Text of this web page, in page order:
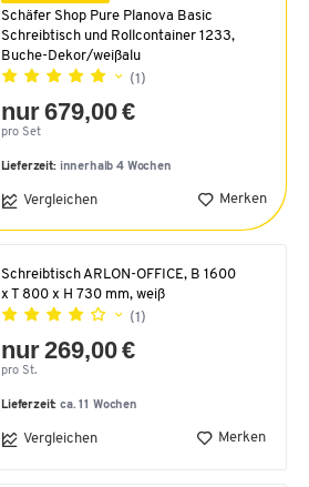
Schäfer Shop Pure Planova Basic
Schreibtisch und Rollcontainer 1233,
Buche-Dekor/weißalu
(1)
nur 679,00 €
pro Set
Lieferzeit: innerhalb 4 Wochen
Vergleichen Merken
Schreibtisch ARLON-OFFICE, B 1600
x T 800 x H 730 mm, weiß
(1)
nur 269,00 €
pro St.
Lieferzeit:ca. 11 Wochen
Vergleichen Merken